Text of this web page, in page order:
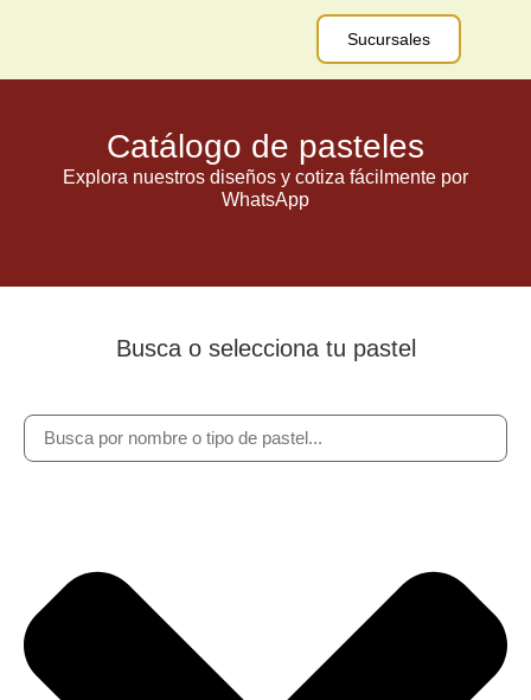
Sucursales
Catálogo de pasteles
Explora nuestros diseños y cotiza fácilmente por
WhatsApp
Busca o selecciona tu pastel